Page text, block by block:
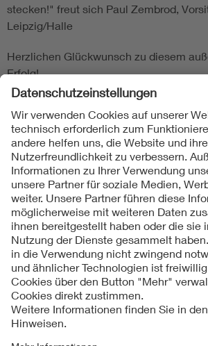
stecken!" freut sich Paul Zembrod,
Leipzig/Halle
Herzlichen Glückwunsch zu diesem
Erfolg!
Folgen Sie uns
Kontakte
Service
Impressum
Datenschutzinformationen